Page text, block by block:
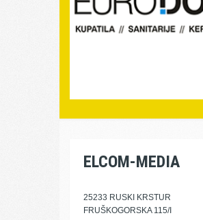
ELCOM-MEDIA
25233 RUSKI KRSTUR
FRUŠKOGORSKA 115/I